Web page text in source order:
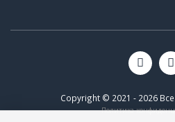
Copyright © 2021 - 2026
Политика